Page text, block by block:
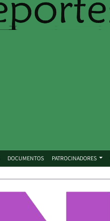
DOCUMENTOS PATROCINADORES